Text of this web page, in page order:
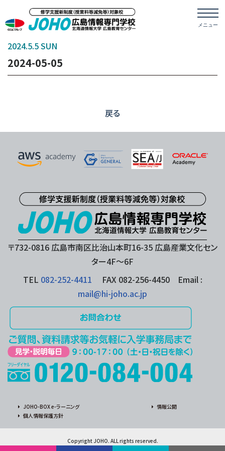
2024.5.5 SUN
2024-05-05
戻る
〒732-0816 広島市南区比治山本町16-35 広島産業文化セン
ター4F〜6F
TEL 082-252-4411 FAX 082-256-4450 Email :
mail@hi-joho.ac.jp
JOHO-BOX e-ラーニング
個人情報保護方針
情報公開
Copyright JOHO. ALL rights reserved.